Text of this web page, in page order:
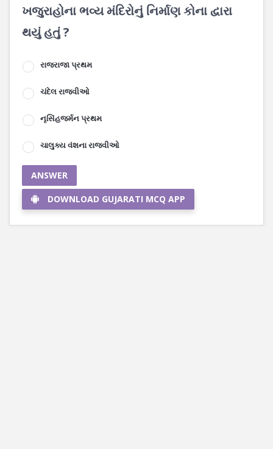
ખજુરાહોના ભવ્ય મંદિરોનું નિર્માણ કોના દ્વારા
થયું હતું ?
રાજરાજા પ્રથમ
ચંદેલ રાજવીઓ
નૃસિંહજર્મન પ્રથમ
ચાલુક્ય વંશના રાજવીઓ
ANSWER
DOWNLOAD GUJARATI MCQ APP